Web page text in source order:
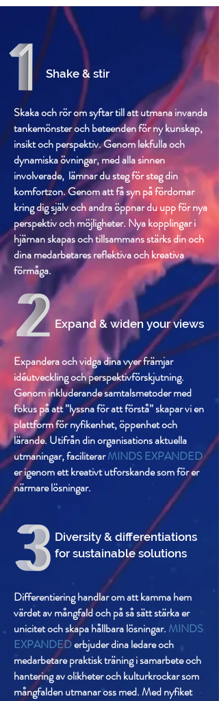
Shake & stir
Skaka och rör om syftar till att utmana invanda
tankemönster och beteenden för ny kunskap,
insikt och perspektiv. Genom lekfulla och
dynamiska övningar, med alla sinnen
involverade, lämnar du steg för steg din
komfortzon. Genom att få syn på fördomar
kring dig själv och andra öppnar du upp för nya
perspektiv och möjligheter. Nya kopplingar i
hjärnan skapas och tillsammans stärks din och
dina medarbetares reflektiva och kreativa
förmåga.
Expand & widen your views
Expandera och vidga dina vyer främjar
idéutveckling och perspektivförskjutning.
Genom inkluderande samtalsmetoder med
fokus på att ”lyssna för att förstå” skapar vi en
plattform för nyfikenhet, öppenhet och
lärande.Utifrån din organisations aktuella
utmaningar, faciliterarMINDS EXPANDED
er igenom ett kreativt utforskande som för er
närmare lösningar.
Diversity & differentiations
for sustainable solutions
Differentiering handlar om att kamma hem
värdet av mångfald och på så sätt stärka er
unicitet och skapa hållbara lösningar. MINDS
EXPANDEDerbjuder dina ledare och
medarbetare praktisk träning i samarbete och
hantering av olikheter och kulturkrockar som
mångfalden utmanar oss med. Med nyfiket